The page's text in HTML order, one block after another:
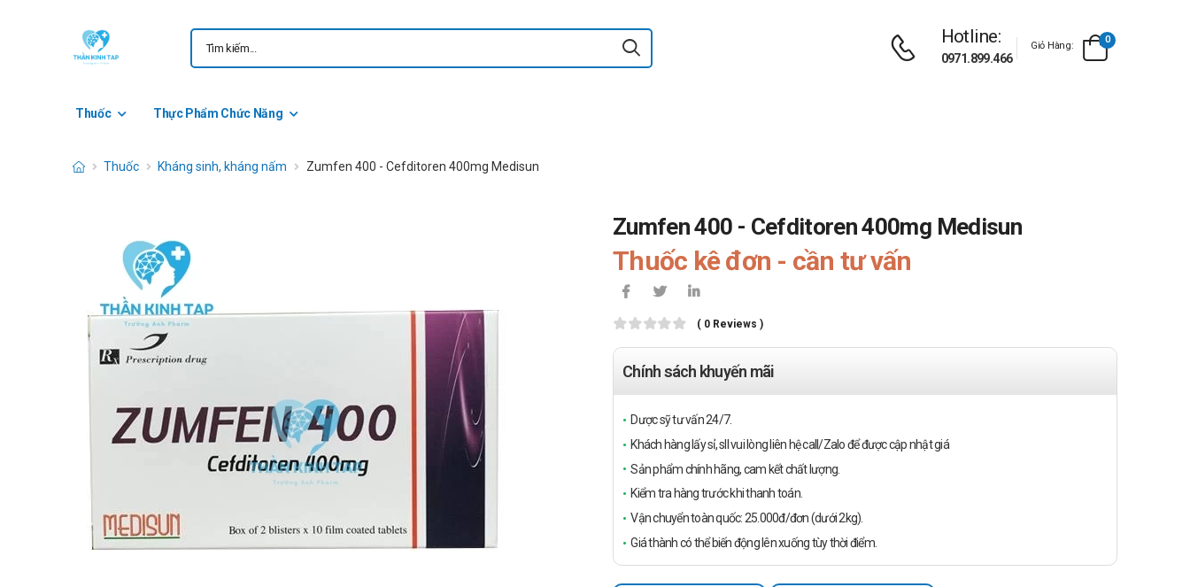
Hotline:
0971.899.466
Giỏ Hàng:
0
Thuốc Thực Phẩm Chức Năng
Thuốc Kháng sinh, kháng nấm Zumfen 400 - Cefditoren 400mg Medisun
Zumfen 400 - Cefditoren 400mg Medisun
Thuốc kê đơn - cần tư vấn
( 0 Reviews )
Chính sách khuyến mãi
Dược sỹ tư vấn 24/7.
Khách hàng lấy sỉ, sll vui lòng liên hệ call/Zalo để được cập nhật giá
Sản phẩm chính hãng, cam kết chất lượng.
Kiểm tra hàng trước khi thanh toán.
Vận chuyển toàn quốc: 25.000đ/đơn (dưới 2kg).
Giá thành có thể biến động lên xuống tùy thời điểm.